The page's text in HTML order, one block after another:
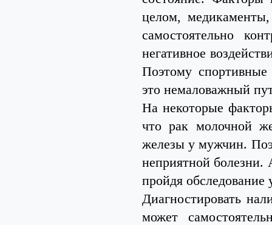
целом,
самостоятельно
негативное
Поэтому спортивные
это немаловажный
На некоторые
что рак молочной
железы у мужчин.
неприятной
пройдя обследование
Диагностировать
может